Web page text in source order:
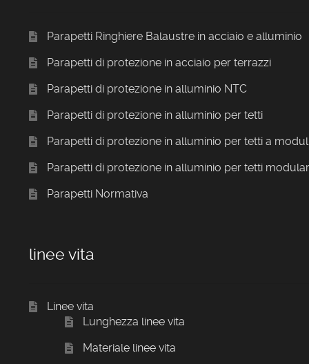
Parapetti Ringhiere Balaustre in acciaio e alluminio
Parapetti di protezione in acciaio per terrazzi
Parapetti di protezione in alluminio NTC
Parapetti di protezione in alluminio per tetti
Parapetti di protezione in alluminio per tetti a
Parapetti di protezione in alluminio per tetti
Parapetti Normativa
linee vita
Linee vita
Lunghezza linee vita
Materiale linee vita